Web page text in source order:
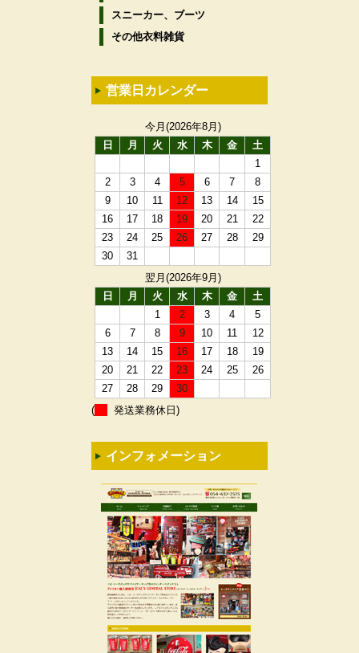
スニーカー、ブーツ
その他衣料雑貨
営業日カレンダー
今月(2026年8月)
日
月 火 水 木 金
土
1
2
3 4 5 6 7
8
9
10 11 12 13 14
15
16
17 18 19 20 21
22
23
24 25 26 27 28
29
30
31
翌月(2026年9月)
日
月 火 水 木 金
土
1
2 3 4
5
6
7 8 9 10 11
12
13
14 15 16 17 18
19
20
21 22 23 24 25
26
27
28 29
30
(
発送業務休日)
インフォメーション